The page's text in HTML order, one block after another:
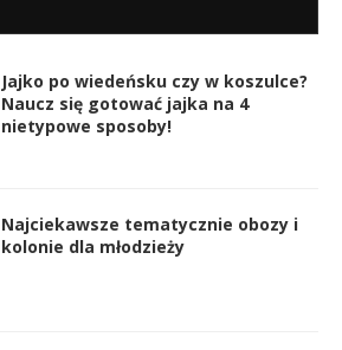
Jajko po wiedeńsku czy w koszulce?
Naucz się gotować jajka na 4
nietypowe sposoby!
Najciekawsze tematycznie obozy i
kolonie dla młodzieży